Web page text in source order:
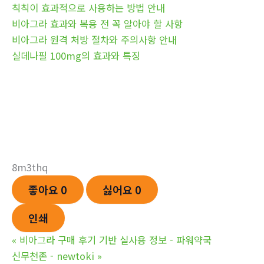
칙칙이 효과적으로 사용하는 방법 안내
비아그라 효과와 복용 전 꼭 알아야 할 사항
비아그라 원격 처방 절차와 주의사항 안내
실데나필 100mg의 효과와 특징
8m3thq
좋아요 0 싫어요 0
인쇄
« 비아그라 구매 후기 기반 실사용 정보 - 파워약국
신무천존 - newtoki »